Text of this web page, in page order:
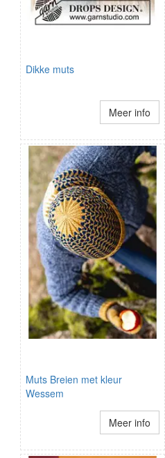
Dikke muts
Meer info
Muts Breien met kleur
Wessem
Meer info